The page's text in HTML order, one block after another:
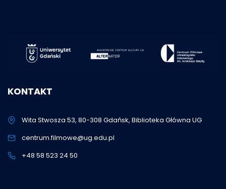
KONTAKT
Wita Stwosza 53, 80-308 Gdańsk, Biblioteka Główna UG
centrum.filmowe@ug.edu.pl
+48 58 523 24 50